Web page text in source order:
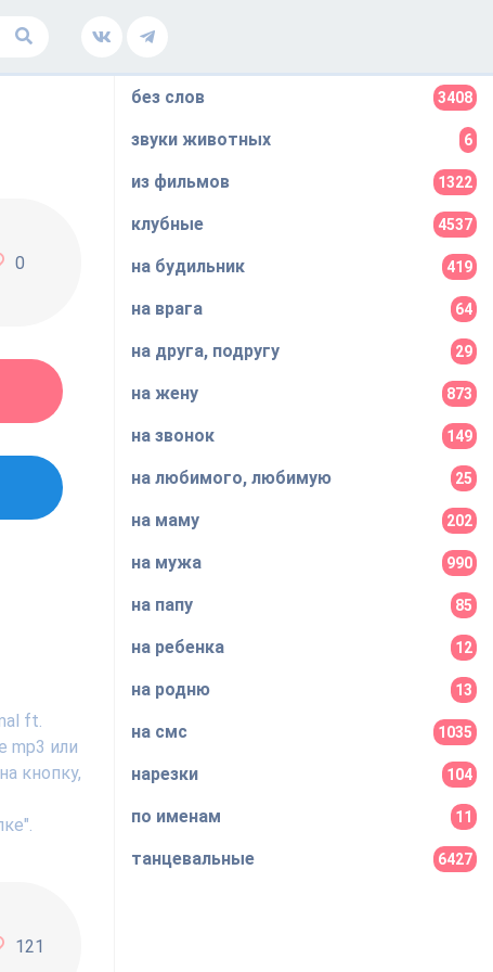
0
ft.
mp3 или
кнопку,
121
без слов 3408
звуки животных 6
из фильмов 1322
клубные 4537
на будильник 419
на врага 64
на друга, подругу 29
на жену 873
на звонок 149
на любимого, любимую 25
на маму 202
на мужа 990
на папу 85
на ребенка 12
на родню 13
на смс 1035
нарезки 104
по именам 11
танцевальные 6427